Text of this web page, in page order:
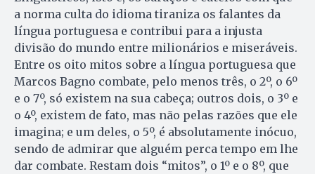
a norma culta do idioma tiraniza os falantes da
língua portuguesa e contribui para a injusta
divisão do mundo entre milionários e miseráveis.
Entre os oito mitos sobre a língua portuguesa que
Marcos Bagno combate, pelo menos três, o 2º, o 6º
e o 7º, só existem na sua cabeça; outros dois, o 3º e
o 4º, existem de fato, mas não pelas razões que ele
imagina; e um deles, o 5º, é absolutamente inócuo,
sendo de admirar que alguém perca tempo em lhe
dar combate. Restam dois “mitos”, o 1º e o 8º, que